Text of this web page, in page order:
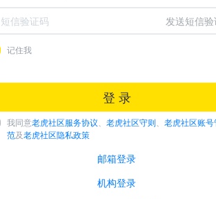
发送短信
记住我
登 录
我同意老虎社区服务协议 老虎社区守则
老虎社区账
范及老虎社区隐私政策
邮箱登录
机构登录